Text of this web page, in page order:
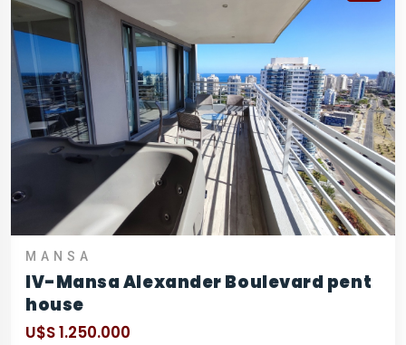
MANSA
IV-Mansa Alexander Boulevard pent
house
U$S 1.250.000